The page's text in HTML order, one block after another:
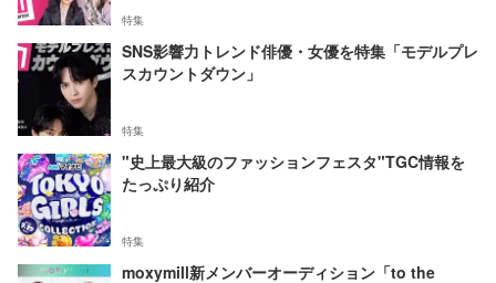
特集
SNS影響力トレンド俳優・女優を特集「モデルプレ
スカウントダウン」
特集
"史上最大級のファッションフェスタ"TGC情報を
たっぷり紹介
特集
moxymill新メンバーオーディション「to the